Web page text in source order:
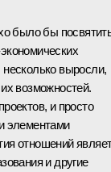
было бы
выросли,
возможностей.
и просто
элементами
отношений
и другие